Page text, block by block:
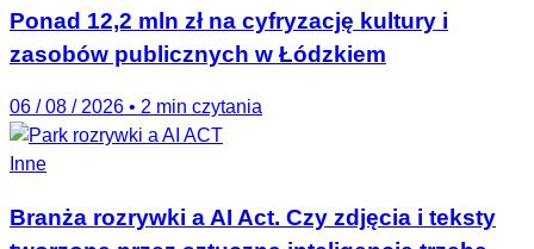
Ponad 12,2 mln zł na cyfryzację kultury i
zasobów publicznych w Łódzkiem
06 / 08 / 2026 • 2 min czytania
Inne
Branża rozrywki a AI Act. Czy zdjęcia i teksty